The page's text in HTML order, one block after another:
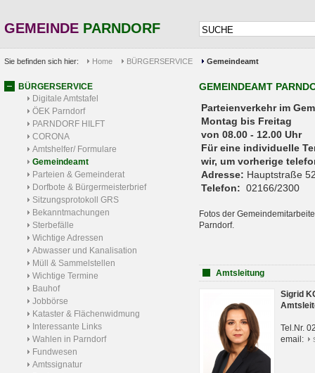
GEMEINDE PARNDORF
Sie befinden sich hier: Home BÜRGERSERVICE Gemeindeamt
BÜRGERSERVICE
Digitale Amtstafel
ÖEK Parndorf
PARNDORF HILFT
CORONA
Amtshelfer/ Formulare
Gemeindeamt
Parteien & Gemeinderat
Dorfbote & Bürgermeisterbrief
Sitzungsprotokoll GRS
Bekanntmachungen
Sterbefälle
Wichtige Adressen
Abwasser und Kanalisation
Müll & Sammelstellen
Wichtige Termine
Bauhof
Jobbörse
Kataster & Flächenwidmung
Interessante Links
Wahlen in Parndorf
Fundwesen
Amtssignatur
GEMEINDEAMT
Parteienverkehr
Montag bis Freitag
von 08.00 - 12.00 Uhr
Für eine individuelle
wir, um vorherige
Adresse: Hauptstraße
Telefon: 02166/2300
Fotos der
Parndorf.
Amtsleitung
Sigrid
Tel.Nr.
email: